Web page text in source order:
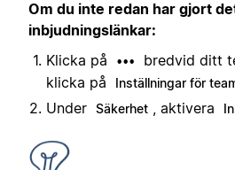
Om du inte redan har gjort
inbjudningslänkar:
Klicka på
•••
bredvid ditt
klicka på
Inställningar för
Under Säkerhet , aktivera